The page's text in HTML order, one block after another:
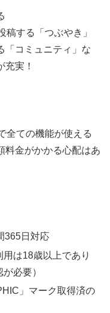
する「つぶやき」
「コミュニティ」な
実！
全ての機能が使える
料金がかかる心配はあ
365日対応
は18歳以上であり
必要）
」マーク取得済の